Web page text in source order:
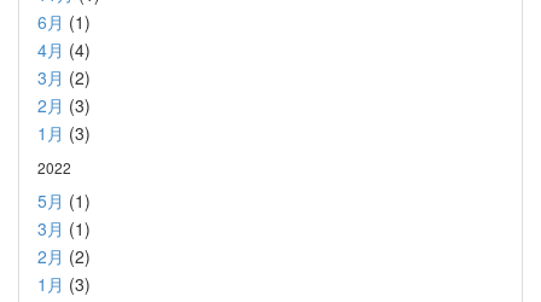
6月 (1)
4月 (4)
3月 (2)
2月 (3)
1月 (3)
2022
5月 (1)
3月 (1)
2月 (2)
1月 (3)